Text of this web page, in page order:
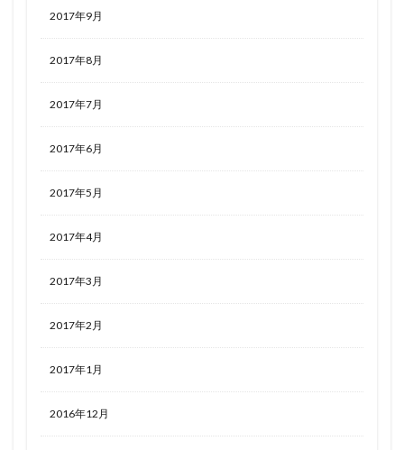
2017年9月
2017年8月
2017年7月
2017年6月
2017年5月
2017年4月
2017年3月
2017年2月
2017年1月
2016年12月